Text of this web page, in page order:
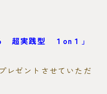
超実践型 １on１」
レゼントさせていただ